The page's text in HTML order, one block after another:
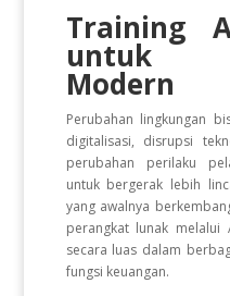
Training
untuk
Modern
Perubahan lingkungan
digitalisasi, disrupsi
perubahan perilaku
untuk bergerak lebih
yang awalnya
perangkat lunak
secara luas dalam
fungsi keuangan.